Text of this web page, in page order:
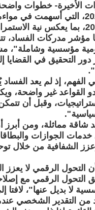
الأخيرة- خطوات واضحة
لمكافحة الفساد للأعوام 2021
مدركات الفساد،
مؤسسية وشاملة"،
دور التحقيق في
إذ لم يعد
القواعد غير واضحة،
وقبل أن
شاقة مماثلة، ومن
الجوازات
الشفافية من خلال
أن التحول الرقمي لا
التحول الرقمي مع
لا بديل عنها"،
من التقدير الشخصي